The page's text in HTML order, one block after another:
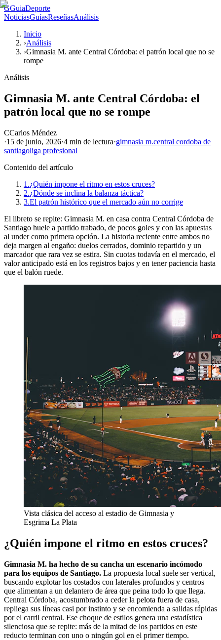
GGuiaDeporte
NoticiasGuíasReseñasAnálisis
Inicio
›Análisis
›Gimnasia M. ante Central Córdoba: el patrón local que no se
rompe
Análisis
Gimnasia M. ante Central Córdoba: el
patrón local que no se rompe
CCarlos Méndez
·15 de junio, 2026·4 min de lectura·gimnasia m.central cordoba de
santiagoliga profesional
Contenido del artículo
1.¿Quién impone el ritmo en estos cruces?
2.¿Dónde se inclina la balanza táctica?
3.El patrón histórico que el mercado aún no corrige
El libreto se repite: Gimnasia M. en casa contra Central Córdoba de
Santiago huele a partido trabado, de pocos goles y con las apuestas
al under como primera opción. La historia reciente entre ambos no
deja margen al engaño: duelos cerrados, dominio repartido y un
marcador que rara vez se estira. Sin cuotas todavía en el mercado, el
valor anticipado está en los registros bajos y en tener paciencia hasta
que el balón ruede.
Vista clásica del acceso al estadio de Gimnasia y
Esgrima La Plata
¿Quién impone el ritmo en estos cruces?
Gimnasia M. ha hecho de su cancha un escenario incómodo
para los equipos de Santiago. La propuesta local suele ser vertical,
buscando explotar los costados con laterales profundos y centros
que alimentan a un delantero de área que peina todo lo que llega.
Central Córdoba, acostumbrado a ceder la pelota fuera de casa,
repliega sus líneas casi por instinto y se encomienda a salidas rápidas
por el carril central. Ese choque de estilos genera una estadística
silenciosa que se repite: más de la mitad de los partidos en este
reducto terminan con uno o ningún gol en el primer tiempo.